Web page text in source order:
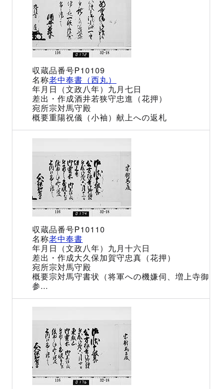
P10109
老中奉書（西丸）
（文政八年）九月七日
酒井若狭守忠進（花押）
宗対馬守殿
重陽祝儀（小袖）献上への返札
P10110
老中奉書
（文政八年）九月十六日
大久保加賀守忠真（花押）
宗対馬守殿
宗対馬守書状（将軍への機嫌伺、増上寺御
参...